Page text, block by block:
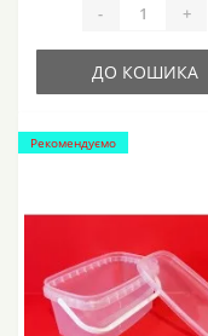
- +
ДО КОШИКА
Рекомендуємо